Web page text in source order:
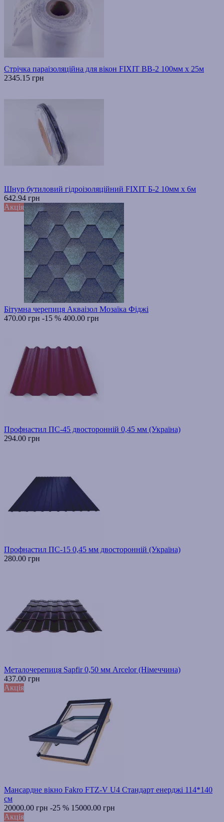
Стрічка параізоляційна для вікон FIXIT ВВ-2 100мм х 25м
2345.15 грн
Шнур бутиловий гідроізоляційний FIXIT Б-2 10мм х 6м
642.94 грн
Акція
Бітумна черепиця Акваізол Мозаїка Фіджі
470.00 грн -15 % 400.00 грн
Профнастил ПС-45 двосторонній 0,45 мм (Україна)
294.00 грн
Профнастил ПС-15 0,45 мм двосторонній (Україна)
280.00 грн
Металочерепиця Sapfir 0,50 мм Arcelor (Німеччина)
437.00 грн
Акція
Мансардне вікно Fakro FTZ-V U4 Стандарт енерджі 114*140
см
20000.00 грн -25 % 15000.00 грн
Акція